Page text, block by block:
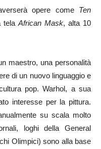
opere come Ten
tela African Mask, alta 10
maestro, una personalità
di un nuovo linguaggio e
pop. Warhol, a sua
interesse per la pittura.
su scala molto
loghi della General
Olimpici) sono alla base